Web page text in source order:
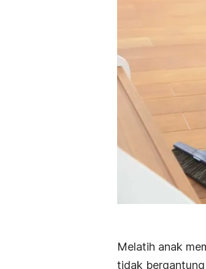
Melatih anak
tidak bergantung